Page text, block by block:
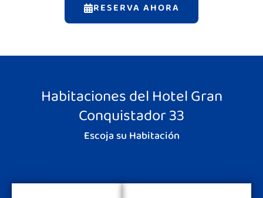
RESERVA AHORA
Habitaciones del Hotel Gran
Conquistador 33
Escoja su Habitación